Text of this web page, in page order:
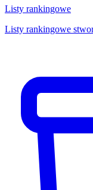
Listy rankingowe
Listy rankingowe